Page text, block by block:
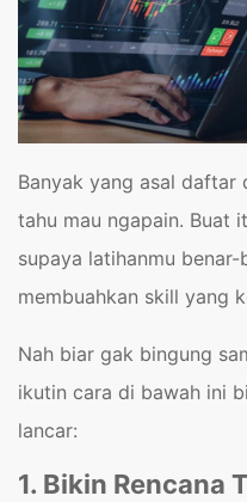
Banyak yang asal
tahu mau ngapain. Buat
supaya latihanmu
membuahkan skill yang
Nah biar gak bingung
ikutin cara di bawah ini
lancar:
1. Bikin Rencana